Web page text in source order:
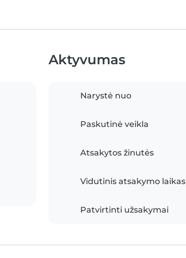
Aktyvumas
Narystė nuo
Paskutinė veikla
Atsakytos žinutės
Vidutinis atsakymo laikas
Patvirtinti užsakymai